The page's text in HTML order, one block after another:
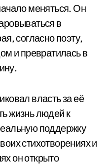
меняться. Он
в
согласно поэту,
и превратилась в
власть за её
жизнь людей к
поддержку
стихотворениях и
он открыто